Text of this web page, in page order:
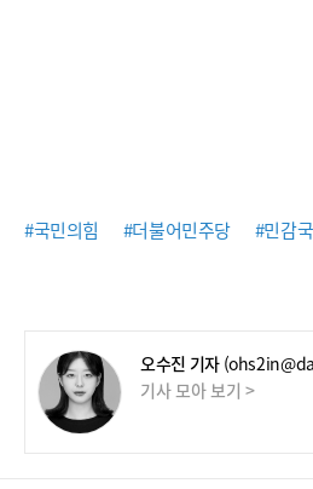
#국민의힘 #더불어민주당 #민감
오수진 기자
기사 모아 보기 >